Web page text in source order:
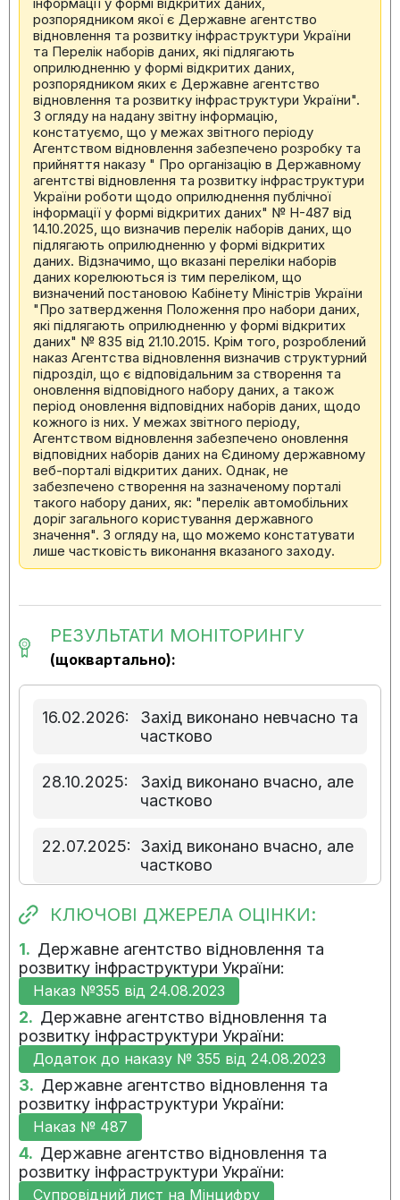
розпорядником якої є Державне агентство
відновлення та розвитку інфраструктури України
та Перелік наборів даних, які підлягають
оприлюдненню у формі відкритих даних,
розпорядником яких є Державне агентство
відновлення та розвитку інфраструктури України".
З огляду на надану звітну інформацію,
констатуємо, що у межах звітного періоду
Агентством відновлення забезпечено розробку та
прийняття наказу " Про організацію в Державному
агентстві відновлення та розвитку інфраструктури
України роботи щодо оприлюднення публічної
інформації у формі відкритих даних" № Н-487 від
14.10.2025, що визначив перелік наборів даних, що
підлягають оприлюдненню у формі відкритих
даних. Відзначимо, що вказані переліки наборів
даних корелюються із тим переліком, що
визначений постановою Кабінету Міністрів України
"Про затвердження Положення про набори даних,
які підлягають оприлюдненню у формі відкритих
даних" № 835 від 21.10.2015. Крім того, розроблений
наказ Агентства відновлення визначив структурний
підрозділ, що є відповідальним за створення та
оновлення відповідного набору даних, а також
період оновлення відповідних наборів даних, щодо
кожного із них. У межах звітного періоду,
Агентством відновлення забезпечено оновлення
відповідних наборів даних на Єдиному державному
веб-порталі відкритих даних. Однак, не
забезпечено створення на зазначеному порталі
такого набору даних, як: "перелік автомобільних
доріг загального користування державного
значення". З огляду на, що можемо констатувати
лише частковість виконання вказаного заходу.
РЕЗУЛЬТАТИ МОНІТОРИНГУ
(щоквартально):
16.02.2026:
Захід виконано невчасно та
частково
28.10.2025:
Захід виконано вчасно, але
частково
22.07.2025:
Захід виконано вчасно, але
частково
05.05.2025:
Захід виконано вчасно, але
частково
22.01.2025: Захід виконано вчасно, але
частково
03.12.2024: Захід виконано вчасно, але
частково
23.10.2024: Захід виконано невчасно та
06.08.2024: Захід виконано невчасно та
частково
КЛЮЧОВІ ДЖЕРЕЛА ОЦІНКИ:
1. Державне агентство відновлення та
розвитку інфраструктури України:
Наказ №355 від 24.08.2023
2. Державне агентство відновлення та
розвитку інфраструктури України:
Додаток до наказу № 355 від 24.08.2023
3. Державне агентство відновлення та
розвитку інфраструктури України:
Наказ № 487
4. Державне агентство відновлення та
розвитку інфраструктури України:
Супровідний лист на Мінцифру